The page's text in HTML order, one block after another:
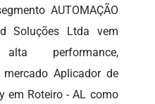
AUTOMAÇÃO
Soluções Ltda vem
performance,
Aplicador de
em Roteiro - AL como